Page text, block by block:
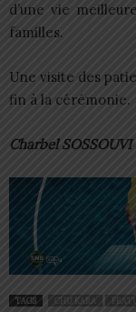
d’une vie
familles.
Une visite des
fin à la cérémonie.
Charbel SOSSOUVI
TAGS CHU KARA